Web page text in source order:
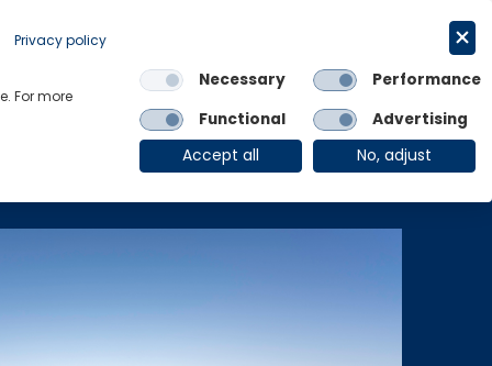
Links
OE Group Client Login
Privacy policy
For more
Necessary
Performance
Functional
Advertising
Accept all
No, adjust